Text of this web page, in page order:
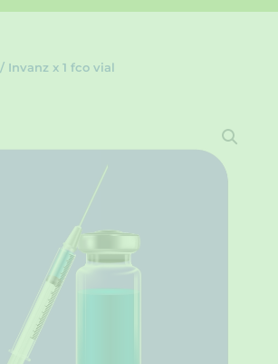
/ Invanz x 1 fco vial